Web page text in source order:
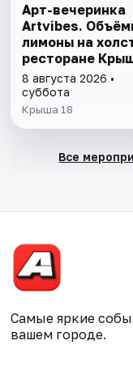
Арт-вечеринка
Artvibes.
лимоны на
ресторане
18
8 августа 2026 •
суббота
Крыша 18
Все
Самые яркие
вашем городе.